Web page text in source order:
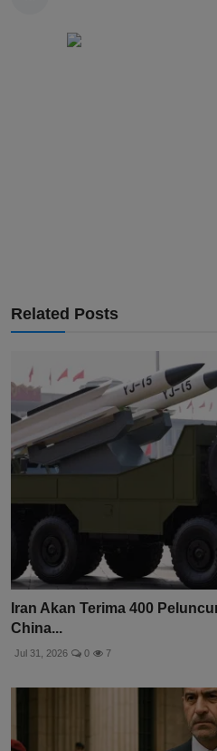
Related Posts
Iran Akan Terima 400
China...
Jul 31, 2026 0 7